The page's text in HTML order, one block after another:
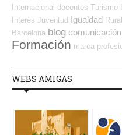
Internacional docentes Turismo
Interés Juventud Igualdad Rural
Barcelona blog comunicación
Formación marca
WEBS AMIGAS